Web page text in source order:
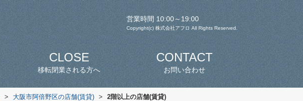
営業時間 10:00～19:00
Copyright(c) 株式会社アフロ All Rights Reserved.
CLOSE
移転閉業される方へ
CONTACT
お問い合わせ
> 大阪市阿倍野区の店舗(賃貸) > 2階以上の店舗(賃貸)